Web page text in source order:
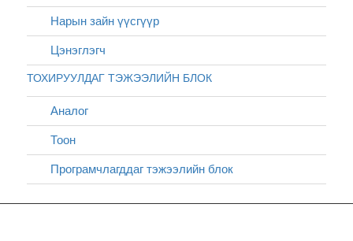
Нарын зайн үүсгүүр
Цэнэглэгч
ТОХИРУУЛДАГ ТЭЖЭЭЛИЙН БЛОК
Аналог
Тоон
Програмчлагддаг тэжээлийн блок